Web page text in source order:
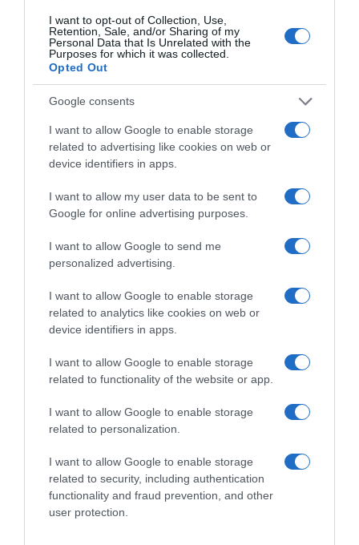
I want to opt-out of Collection, Use,
Retention, Sale, and/or Sharing of my
Personal Data that Is Unrelated with the
Purposes for which it was collected.
Opted Out
Google consents
I want to allow Google to enable storage
related to advertising like cookies on web or
device identifiers in apps.
I want to allow my user data to be sent to
Google for online advertising purposes.
I want to allow Google to send me
personalized advertising.
I want to allow Google to enable storage
related to analytics like cookies on web or
device identifiers in apps.
I want to allow Google to enable storage
related to functionality of the website or app.
I want to allow Google to enable storage
related to personalization.
I want to allow Google to enable storage
related to security, including authentication
functionality and fraud prevention, and other
user protection.
Ανοίγει τη Δευτέρα η Παλαιά
Παραλιακή στην Καλλιθέα –
Θωρακίζεται η περιοχή απέναντι σε
πλημμυρικά φαινόμενα (βίντεο)
Από τη Λεωφόρο Θησέως έως την οδό Καποδιστρίου